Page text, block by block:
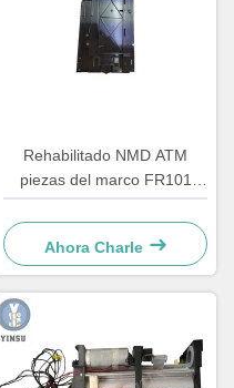
Rehabilitado NMD ATM
piezas del marco FR101
derecha Gloria Delarue
Talaris A006322
Ahora Charle